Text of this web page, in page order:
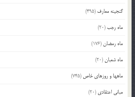
گنجینه معارف (495)
ماه رجب(20)
ماه رمضان(176)
ماه شعبان(20)
ماهها و روزهای خاص (745)
مبانی اعتقادی (20)